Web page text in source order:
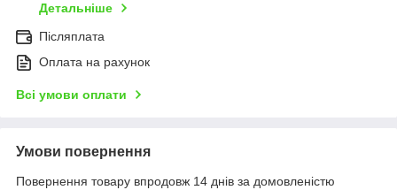
Детальніше
Післяплата
Оплата на рахунок
Всі умови оплати
Умови повернення
Повернення товару впродовж 14 днів за домовленістю